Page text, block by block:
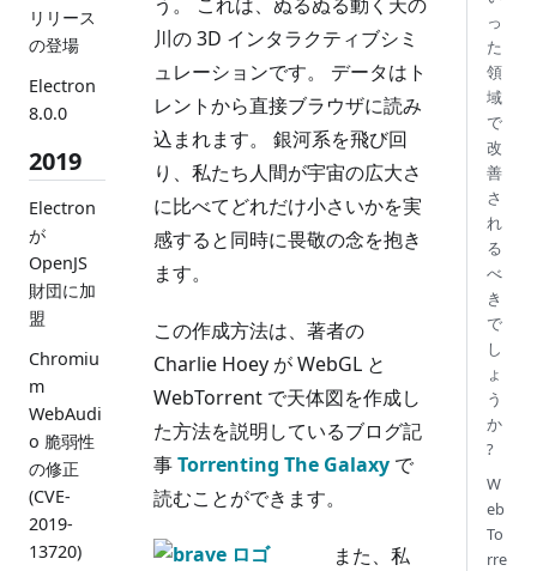
リリース
の登場
Electron
8.0.0
2019
Electron
が
OpenJS
財団に加
盟
Chromiu
m
WebAudi
o 脆弱性
の修正
(CVE-
2019-
13720)
川の 3D インタラクティブシミ
ュレーションです。 データはト
レントから直接ブラウザに読み
込まれます。 銀河系を飛び回
り、私たち人間が宇宙の広大さ
に比べてどれだけ小さいかを実
感すると同時に畏敬の念を抱き
ます。
この作成方法は、著者の
Charlie Hoey が WebGL と
WebTorrent で天体図を作成し
た方法を説明しているブログ記
事Torrenting The Galaxy で
読むことができます。
また、私
っ
た
領
域
で
改
善
さ
れ
る
べ
き
で
し
ょ
う
か
?
W
eb
To
rre